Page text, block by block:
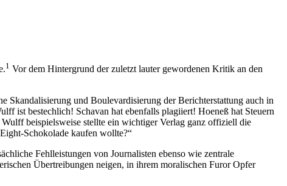
1 Vor dem Hintergrund der zuletzt lauter gewordenen Kritik an den
Skandalisierung und Boulevardisierung der Berichterstattung auch in
ist bestechlich! Schavan hat ebenfalls plagiiert! Hoeneß hat Steuern
beispielsweise stellte ein wichtiger Verlag ganz offiziell die
Schokolade kaufen wollte?“
Fehlleistungen von Journalisten ebenso wie zentrale
Übertreibungen neigen, in ihrem moralischen Furor Opfer